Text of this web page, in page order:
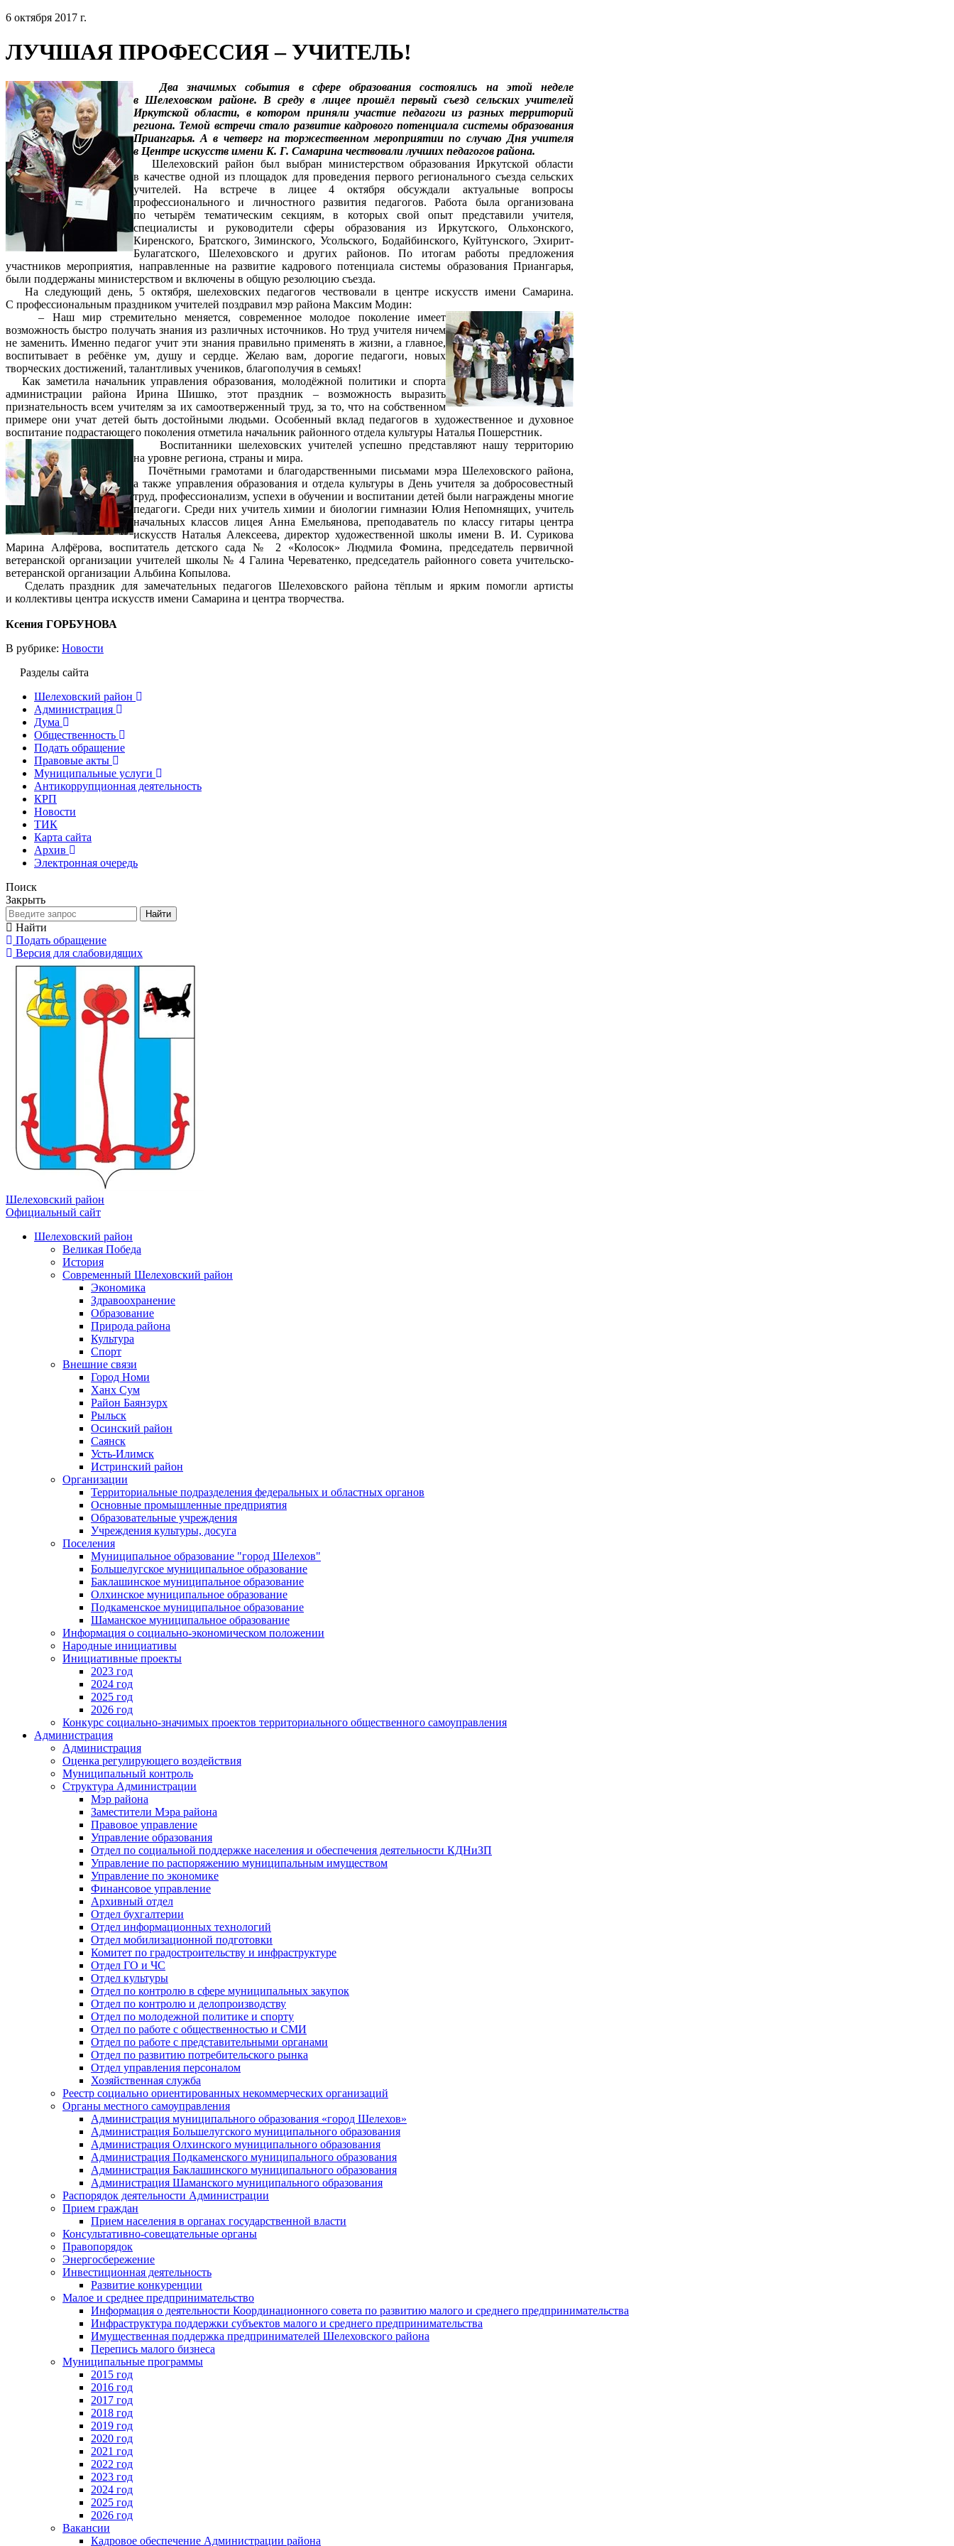
6 октября 2017 г.
ЛУЧШАЯ ПРОФЕССИЯ – УЧИТЕЛЬ!
Два значимых события в сфере образования состоялись на этой неделе
в Шелеховском районе. В среду в лицее прошёл первый съезд сельских учителей
Иркутской области, в котором приняли участие педагоги из разных территорий
региона. Темой встречи стало развитие кадрового потенциала системы образования
Приангарья. А в четверг на торжественном мероприятии по случаю Дня учителя
в Центре искусств имени К. Г. Самарина чествовали лучших педагогов района.
Шелеховский район был выбран министерством образования Иркутской области
в качестве одной из площадок для проведения первого регионального съезда сельских
учителей. На встрече в лицее 4 октября обсуждали актуальные вопросы
профессионального и личностного развития педагогов. Работа была организована
по четырём тематическим секциям, в которых свой опыт представили учителя,
специалисты и руководители сферы образования из Иркутского, Ольхонского,
Киренского, Братского, Зиминского, Усольского, Бодайбинского, Куйтунского, Эхирит-
Булагатского, Шелеховского и других районов. По итогам работы предложения
участников мероприятия, направленные на развитие кадрового потенциала системы образования Приангарья,
были поддержаны министерством и включены в общую резолюцию съезда.
На следующий день, 5 октября, шелеховских педагогов чествовали в центре искусств имени Самарина.
С профессиональным праздником учителей поздравил мэр района Максим Модин:
– Наш мир стремительно меняется, современное молодое поколение имеет
возможность быстро получать знания из различных источников. Но труд учителя ничем
не заменить. Именно педагог учит эти знания правильно применять в жизни, а главное,
воспитывает в ребёнке ум, душу и сердце. Желаю вам, дорогие педагоги, новых
творческих достижений, талантливых учеников, благополучия в семьях!
Как заметила начальник управления образования, молодёжной политики и спорта
администрации района Ирина Шишко, этот праздник – возможность выразить
признательность всем учителям за их самоотверженный труд, за то, что на собственном
примере они учат детей быть достойными людьми. Особенный вклад педагогов в художественное и духовное
воспитание подрастающего поколения отметила начальник районного отдела культуры Наталья Пошерстник.
Воспитанники шелеховских учителей успешно представляют нашу территорию
на уровне региона, страны и мира.
Почётными грамотами и благодарственными письмами мэра Шелеховского района,
а также управления образования и отдела культуры в День учителя за добросовестный
труд, профессионализм, успехи в обучении и воспитании детей были награждены многие
педагоги. Среди них учитель химии и биологии гимназии Юлия Непомнящих, учитель
начальных классов лицея Анна Емельянова, преподаватель по классу гитары центра
искусств Наталья Алексеева, директор художественной школы имени В. И. Сурикова
Марина Алфёрова, воспитатель детского сада № 2 «Колосок» Людмила Фомина, председатель первичной
ветеранской организации учителей школы № 4 Галина Череватенко, председатель районного совета учительско-
ветеранской организации Альбина Копылова.
Сделать праздник для замечательных педагогов Шелеховского района тёплым и ярким помогли артисты
и коллективы центра искусств имени Самарина и центра творчества.
Ксения ГОРБУНОВА
В рубрике: Новости
Разделы сайта
Шелеховский район
Администрация
Дума
Общественность
Подать обращение
Правовые акты
Муниципальные услуги
Антикоррупционная деятельность
КРП
Новости
ТИК
Карта сайта
Архив
Электронная очередь
Поиск
Закрыть
Найти
Найти
Подать обращение
Версия для слабовидящих
Шелеховский район
Официальный сайт
Шелеховский район
Великая Победа
История
Современный Шелеховский район
Экономика
Здравоохранение
Образование
Природа района
Культура
Спорт
Внешние связи
Город Номи
Ханх Сум
Район Баянзурх
Рыльск
Осинский район
Саянск
Усть-Илимск
Истринский район
Организации
Территориальные подразделения федеральных и областных органов
Основные промышленные предприятия
Образовательные учреждения
Учреждения культуры, досуга
Поселения
Муниципальное образование "город Шелехов"
Большелугское муниципальное образование
Баклашинское муниципальное образование
Олхинское муниципальное образование
Подкаменское муниципальное образование
Шаманское муниципальное образование
Информация о социально-экономическом положении
Народные инициативы
Инициативные проекты
2023 год
2024 год
2025 год
2026 год
Конкурс социально-значимых проектов территориального общественного самоуправления
Администрация
Администрация
Оценка регулирующего воздействия
Муниципальный контроль
Структура Администрации
Мэр района
Заместители Мэра района
Правовое управление
Управление образования
Отдел по социальной поддержке населения и обеспечения деятельности КДНиЗП
Управление по распоряжению муниципальным имуществом
Управление по экономике
Финансовое управление
Архивный отдел
Отдел бухгалтерии
Отдел информационных технологий
Отдел мобилизационной подготовки
Комитет по градостроительству и инфраструктуре
Отдел ГО и ЧС
Отдел культуры
Отдел по контролю в сфере муниципальных закупок
Отдел по контролю и делопроизводству
Отдел по молодежной политике и спорту
Отдел по работе с общественностью и СМИ
Отдел по работе с представительными органами
Отдел по развитию потребительского рынка
Отдел управления персоналом
Хозяйственная служба
Реестр социально ориентированных некоммерческих организаций
Органы местного самоуправления
Администрация муниципального образования «город Шелехов»
Администрация Большелугского муниципального образования
Администрация Олхинского муниципального образования
Администрация Подкаменского муниципального образования
Администрация Баклашинского муниципального образования
Администрация Шаманского муниципального образования
Распорядок деятельности Администрации
Прием граждан
Прием населения в органах государственной власти
Консультативно-совещательные органы
Правопорядок
Энергосбережение
Инвестиционная деятельность
Развитие конкуренции
Малое и среднее предпринимательство
Информация о деятельности Координационного совета по развитию малого и среднего предпринимательства
Инфраструктура поддержки субъектов малого и среднего предпринимательства
Имущественная поддержка предпринимателей Шелеховского района
Перепись малого бизнеса
Муниципальные программы
2015 год
2016 год
2017 год
2018 год
2019 год
2020 год
2021 год
2022 год
2023 год
2024 год
2025 год
2026 год
Вакансии
Кадровое обеспечение Администрации района